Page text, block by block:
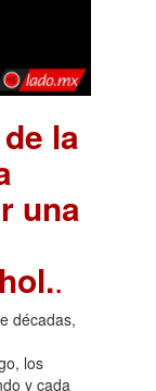
la
una
.
décadas,
los
y cada